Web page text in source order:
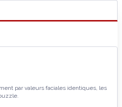
par valeurs faciales identiques, les